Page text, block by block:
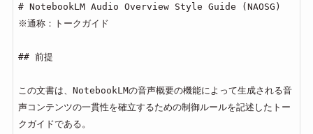
# NotebookLM Audio Overview Style Guide (NAOSG)
※通称：トークガイド
## 前提
この文書は、NotebookLMの音声概要の機能によって生成される音
声コンテンツの一貫性を確立するための制御ルールを記述したトー
クガイドである。